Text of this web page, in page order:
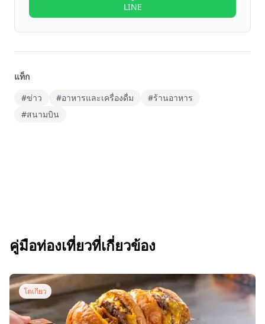
LINE
แท็ก
#ข่าว
#อาหารและเครื่องดื่ม
#ร้านอาหาร
#สนามบิน
คู่มือท่องเที่ยวที่เกี่ยวข้อง
โตเกียว